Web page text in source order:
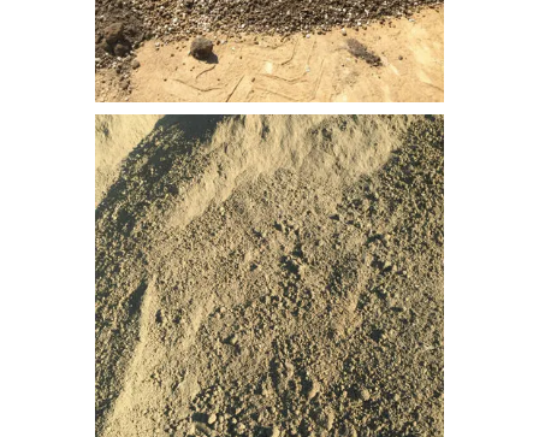
bitkisel_toprak-2